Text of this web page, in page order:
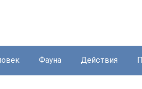
Фауна Действия